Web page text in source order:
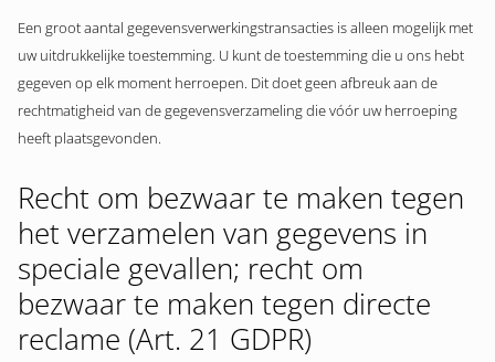
Een groot aantal gegevensverwerkingstransacties is alleen mogelijk met
uw uitdrukkelijke toestemming. U kunt de toestemming die u ons hebt
gegeven op elk moment herroepen. Dit doet geen afbreuk aan de
rechtmatigheid van de gegevensverzameling die vóór uw herroeping
heeft plaatsgevonden.
Recht om bezwaar te maken tegen
het verzamelen van gegevens in
speciale gevallen; recht om
bezwaar te maken tegen directe
reclame (Art. 21 GDPR)